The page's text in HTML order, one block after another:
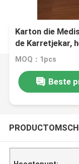
Karton die
de Karretjekar,
MOQ：1pcs
Beste